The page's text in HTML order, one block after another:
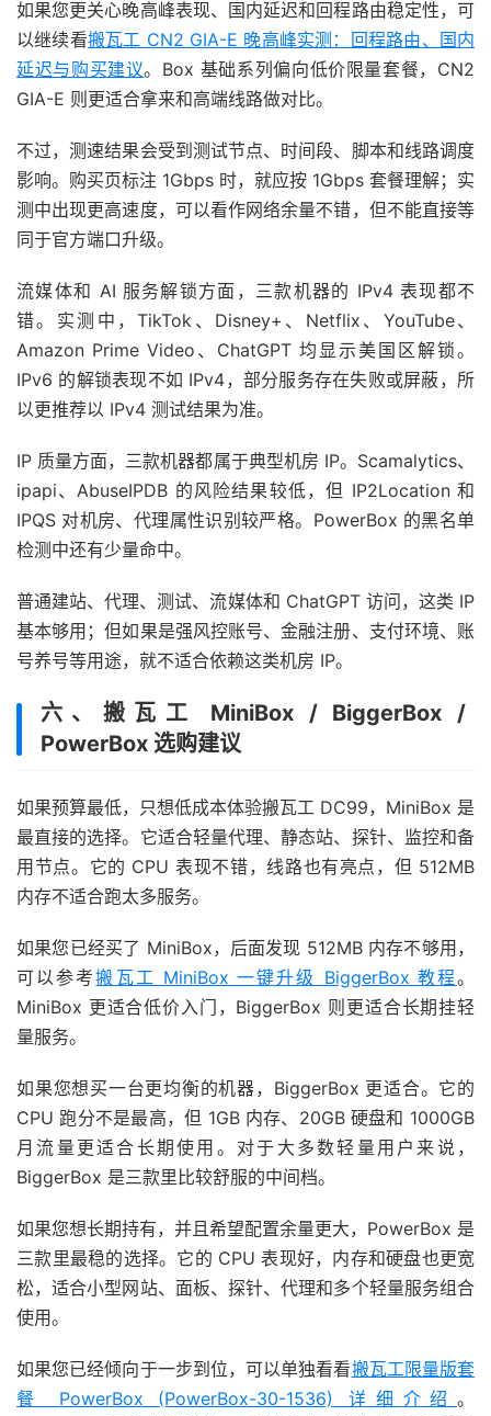
如果您更关心晚高峰表现、国内延迟和回程路由稳定性，可
以继续看搬瓦工 CN2 GIA-E 晚高峰实测：回程路由、国内
延迟与购买建议。Box 基础系列偏向低价限量套餐，CN2
GIA-E 则更适合拿来和高端线路做对比。
不过，测速结果会受到测试节点、时间段、脚本和线路调度
影响。购买页标注 1Gbps 时，就应按 1Gbps 套餐理解；实
测中出现更高速度，可以看作网络余量不错，但不能直接等
同于官方端口升级。
流媒体和 AI 服务解锁方面，三款机器的 IPv4 表现都不
错。实测中，TikTok、Disney+、Netflix、YouTube、
Amazon Prime Video、ChatGPT 均显示美国区解锁。
IPv6 的解锁表现不如 IPv4，部分服务存在失败或屏蔽，所
以更推荐以 IPv4 测试结果为准。
IP 质量方面，三款机器都属于典型机房 IP。Scamalytics、
ipapi、AbuseIPDB 的风险结果较低，但 IP2Location 和
IPQS 对机房、代理属性识别较严格。PowerBox 的黑名单
检测中还有少量命中。
普通建站、代理、测试、流媒体和 ChatGPT 访问，这类 IP
基本够用；但如果是强风控账号、金融注册、支付环境、账
号养号等用途，就不适合依赖这类机房 IP。
六、搬瓦工 MiniBox / BiggerBox /
PowerBox 选购建议
如果预算最低，只想低成本体验搬瓦工 DC99，MiniBox 是
最直接的选择。它适合轻量代理、静态站、探针、监控和备
用节点。它的 CPU 表现不错，线路也有亮点，但 512MB
内存不适合跑太多服务。
如果您已经买了 MiniBox，后面发现 512MB 内存不够用，
可以参考搬瓦工 MiniBox 一键升级 BiggerBox 教程。
MiniBox 更适合低价入门，BiggerBox 则更适合长期挂轻
量服务。
如果您想买一台更均衡的机器，BiggerBox 更适合。它的
CPU 跑分不是最高，但 1GB 内存、20GB 硬盘和 1000GB
月流量更适合长期使用。对于大多数轻量用户来说，
BiggerBox 是三款里比较舒服的中间档。
如果您想长期持有，并且希望配置余量更大，PowerBox 是
三款里最稳的选择。它的 CPU 表现好，内存和硬盘也更宽
松，适合小型网站、面板、探针、代理和多个轻量服务组合
使用。
如果您已经倾向于一步到位，可以单独看看搬瓦工限量版套
餐 PowerBox (PowerBox-30-1536) 详细介绍 。